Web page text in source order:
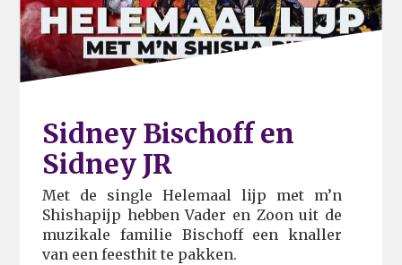
Sidney Bischoff en
Sidney JR
Met de single Helemaal lijp met m’n
Shishapijp hebben Vader en Zoon uit de
muzikale familie Bischoff een knaller
van een feesthit te pakken.